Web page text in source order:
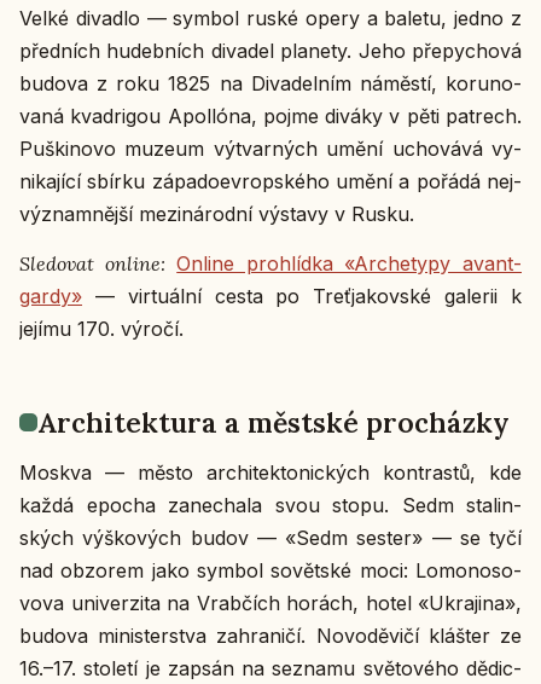
Velké di­va­dlo — symbol ruské opery a baletu, jedno z
před­ních hu­deb­ních di­va­del pla­ne­ty. Jeho pře­py­cho­vá
budova z roku 1825 na Di­va­del­ním ná­měs­tí, ko­ru­no­
va­ná kvad­ri­gou Apolló­na, pojme diváky v pěti pa­t­rech.
Puški­no­vo muzeum vý­tvar­ných umění ucho­vá­vá vy­
ni­ka­jí­cí sbírku zá­pa­do­ev­rop­ské­ho umění a pořádá nej­
vý­znam­něj­ší me­zi­ná­rod­ní vý­sta­vy v Rusku.
Sle­do­vat online: Online pro­hlíd­ka «Ar­che­ty­py avant­
gar­dy» — vir­tu­ál­ní cesta po Tre­ťja­kov­ské ga­le­rii k
jejímu 170. výročí.
Ar­chi­tek­tu­ra a měst­ské pro­cház­ky
Moskva — město ar­chi­tek­to­nic­kých kon­tras­tů, kde
každá epocha za­ne­cha­la svou stopu. Sedm sta­lin­
ských výš­ko­vých budov — «Sedm sester» — se tyčí
nad ob­zo­rem jako symbol so­vět­ské moci: Lo­mo­no­so­
vo­va uni­ver­zi­ta na Vrab­čích horách, hotel «Ukra­ji­na»,
budova mi­nis­ter­stva za­hra­ni­čí. No­vo­děvi­čí kláš­ter ze
16.–17. sto­le­tí je zapsán na se­zna­mu svě­to­vé­ho dě­dic­